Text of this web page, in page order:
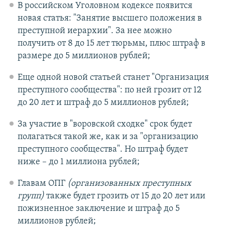
В российском Уголовном кодексе появится
новая статья: "Занятие высшего положения в
преступной иерархии". За нее можно
получить от 8 до 15 лет тюрьмы, плюс штраф в
размере до 5 миллионов рублей;
Еще одной новой статьей станет "Организация
преступного сообщества": по ней грозит от 12
до 20 лет и штраф до 5 миллионов рублей;
За участие в "воровской сходке" срок будет
полагаться такой же, как и за "организацию
преступного сообщества". Но штраф будет
ниже – до 1 миллиона рублей;
Главам ОПГ (организованных преступных
групп)также будет грозить от 15 до 20 лет или
пожизненное заключение и штраф до 5
миллионов рублей;